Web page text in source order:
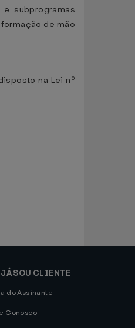
subprogramas
de mão
na Lei nº
JÁ SOU CLIENTE
do Assinante
Conosco